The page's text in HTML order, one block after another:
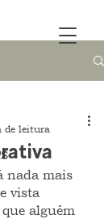
de leitura
nada mais
vista
alguém